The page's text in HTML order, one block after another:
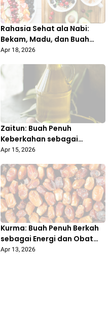
Rahasia Sehat ala Nabi:
Bekam, Madu, dan Buah
sebagai Tiga Pilar
Apr 18, 2026
Zaitun: Buah Penuh
Keberkahan sebagai
Sumber Kesehatan Alami
Apr 15, 2026
Kurma: Buah Penuh Berkah
sebagai Energi dan Obat
Alami
Apr 13, 2026